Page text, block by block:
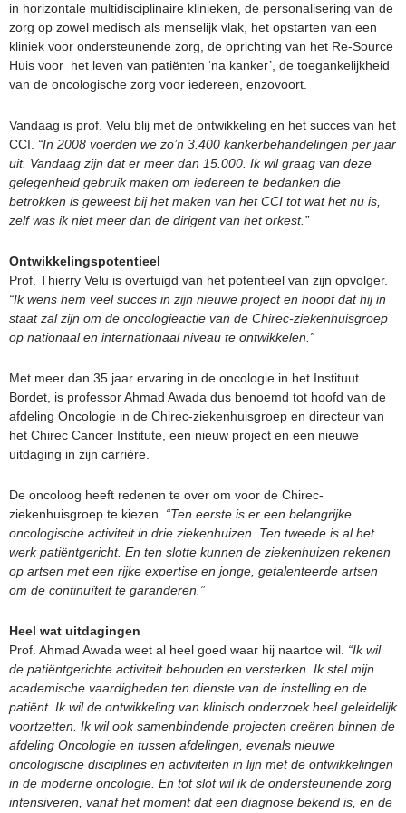
in horizontale multidisciplinaire klinieken, de personalisering van de
zorg op zowel medisch als menselijk vlak, het opstarten van een
kliniek voor ondersteunende zorg, de oprichting van het Re-Source
Huis voor het leven van patiënten ‘na kanker’, de toegankelijkheid
van de oncologische zorg voor iedereen, enzovoort.
Vandaag is prof. Velu blij met de ontwikkeling en het succes van het
CCI. “In 2008 voerden we zo’n 3.400 kankerbehandelingen per jaar
uit. Vandaag zijn dat er meer dan 15.000. Ik wil graag van deze
gelegenheid gebruik maken om iedereen te bedanken die
betrokken is geweest bij het maken van het CCI tot wat het nu is,
zelf was ik niet meer dan de dirigent van het orkest.”
Ontwikkelingspotentieel
Prof. Thierry Velu is overtuigd van het potentieel van zijn opvolger.
“Ik wens hem veel succes in zijn nieuwe project en hoopt dat hij in
staat zal zijn om de oncologieactie van de Chirec-ziekenhuisgroep
op nationaal en internationaal niveau te ontwikkelen.”
Met meer dan 35 jaar ervaring in de oncologie in het Instituut
Bordet, is professor Ahmad Awada dus benoemd tot hoofd van de
afdeling Oncologie in de Chirec-ziekenhuisgroep en directeur van
het Chirec Cancer Institute, een nieuw project en een nieuwe
uitdaging in zijn carrière.
De oncoloog heeft redenen te over om voor de Chirec-
ziekenhuisgroep te kiezen. “Ten eerste is er een belangrijke
oncologische activiteit in drie ziekenhuizen. Ten tweede is al het
werk patiëntgericht. En ten slotte kunnen de ziekenhuizen rekenen
op artsen met een rijke expertise en jonge, getalenteerde artsen
om de continuïteit te garanderen.”
Heel wat uitdagingen
Prof. Ahmad Awada weet al heel goed waar hij naartoe wil. “Ik wil
de patiëntgerichte activiteit behouden en versterken. Ik stel mijn
academische vaardigheden ten dienste van de instelling en de
patiënt. Ik wil de ontwikkeling van klinisch onderzoek heel geleidelijk
voortzetten. Ik wil ook samenbindende projecten creëren binnen de
afdeling Oncologie en tussen afdelingen, evenals nieuwe
oncologische disciplines en activiteiten in lijn met de ontwikkelingen
in de moderne oncologie. En tot slot wil ik de ondersteunende zorg
intensiveren, vanaf het moment dat een diagnose bekend is, en de